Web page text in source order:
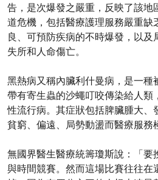
告，是次爆發之嚴重，反映了該地
道危機，包括醫療護理服務嚴重缺
良、可預防疾病的不時爆發，以
失所和人命傷亡。
黑熱病又稱內臟利什曼病，是一種
帶有寄生蟲的沙蠅叮咬傳染給人類
性流行病。其症狀包括脾臟腫大、
貧窮、偏遠、局勢動盪而醫療服務
無國界醫生醫療統籌瓊斯說：「要
與時間競賽。然而這場比賽往往在